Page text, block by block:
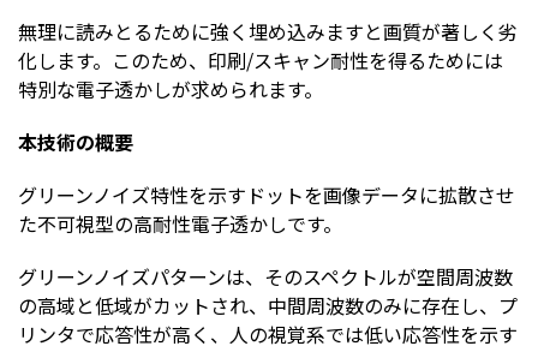
無理に読みとるために強く埋め込みますと画質が著しく劣
化します。このため、印刷/スキャン耐性を得るためには
特別な電子透かしが求められます。
本技術の概要
グリーンノイズ特性を示すドットを画像データに拡散させ
た不可視型の高耐性電子透かしです。
グリーンノイズパターンは、そのスペクトルが空間周波数
の高域と低域がカットされ、中間周波数のみに存在し、プ
リンタで応答性が高く、人の視覚系では低い応答性を示す